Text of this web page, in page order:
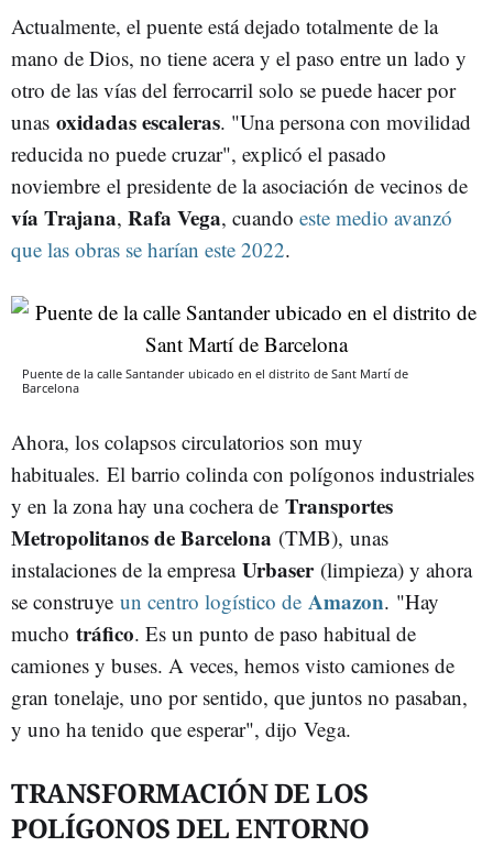
Actualmente, el puente está dejado totalmente de la
mano de Dios, no tiene acera y el paso entre un lado y
otro de las vías del ferrocarril solo se puede hacer por
unas oxidadas escaleras. "Una persona con movilidad
reducida no puede cruzar", explicó el pasado
noviembre el presidente de la asociación de vecinos de
vía Trajana, Rafa Vega, cuando este medio avanzó
que las obras se harían este 2022.
Puente de la calle Santander ubicado en el distrito de Sant Martí de
Barcelona
Ahora, los colapsos circulatorios son muy
habituales. El barrio colinda con polígonos industriales
y en la zona hay una cochera de Transportes
Metropolitanos de Barcelona (TMB), unas
instalaciones de la empresa Urbaser (limpieza) y ahora
se construye un centro logístico de Amazon. "Hay
mucho tráfico. Es un punto de paso habitual de
camiones y buses. A veces, hemos visto camiones de
gran tonelaje, uno por sentido, que juntos no pasaban,
y uno ha tenido que esperar", dijo Vega.
TRANSFORMACIÓN DE LOS
POLÍGONOS DEL ENTORNO